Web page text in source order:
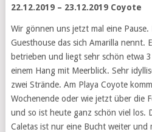
22.12.2019 – 23.12.2019 Coyote
Wir gönnen uns jetzt mal eine
Guesthouse das sich Amarilla nennt.
betrieben und liegt sehr schön etwa
einem Hang mit Meerblick. Sehr
zwei Strände. Am Playa Coyote
Wochenende oder wie jetzt über die
und so ist heute ganz schön viel los.
Caletas ist nur eine Bucht weiter